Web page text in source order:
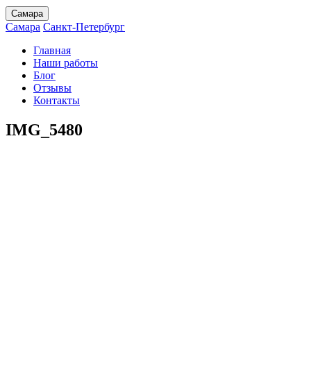
Самара
Самара Санкт-Петербург
Главная
Наши работы
Блог
Отзывы
Контакты
IMG_5480